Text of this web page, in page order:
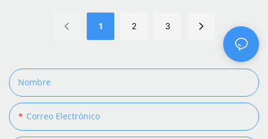
1 2 3
Nombre
Correo Electrónico